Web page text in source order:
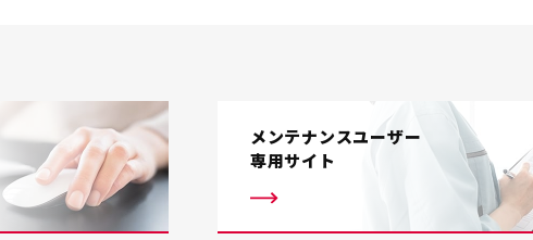
メンテナンスユーザー
専用サイト